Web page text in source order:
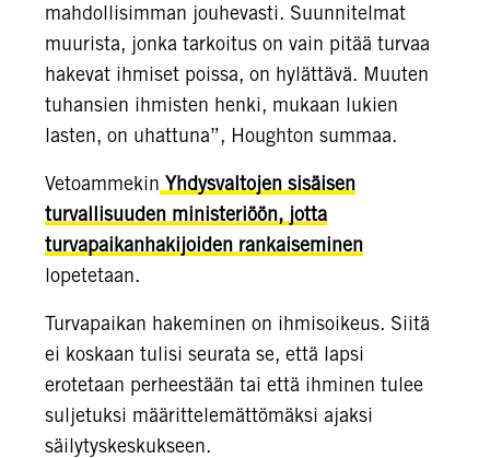
mahdollisimman jouhevasti. Suunnitelmat
muurista, jonka tarkoitus on vain pitää turvaa
hakevat ihmiset poissa, on hylättävä. Muuten
tuhansien ihmisten henki, mukaan lukien
lasten, on uhattuna”, Houghton summaa.
Vetoammekin Yhdysvaltojen sisäisen
turvallisuuden ministeriöön, jotta
turvapaikanhakijoiden rankaiseminen
lopetetaan.
Turvapaikan hakeminen on ihmisoikeus. Siitä
ei koskaan tulisi seurata se, että lapsi
erotetaan perheestään tai että ihminen tulee
suljetuksi määrittelemättömäksi ajaksi
säilytyskeskukseen.